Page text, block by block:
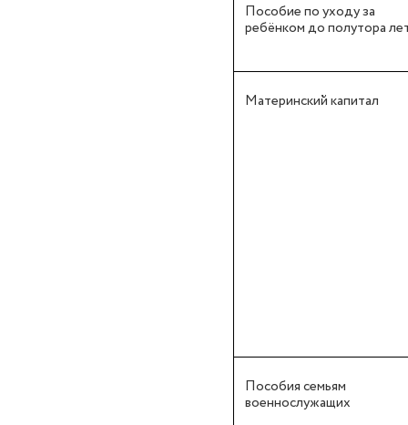
Пособие по уходу за
ребёнком до полутора
Материнский капитал
Пособия семьям
военнослужащих